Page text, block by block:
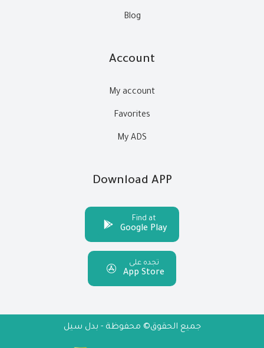
Blog
Account
My account
Favorites
My ADS
Download APP
Find at
Google Play
تجده على
App Store
جميع الحقوق© محفوظة - بدل سيل